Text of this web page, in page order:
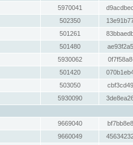
5970041
502350
501261
501480
5930062
501420
503050
5930090
9669040
9660049